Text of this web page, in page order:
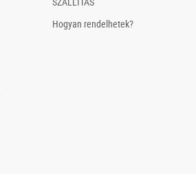
Hogyan rendelhetek?